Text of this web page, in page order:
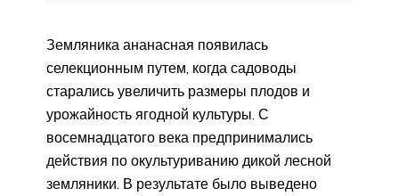
Земляника ананасная появилась
селекционным путем, когда садоводы
старались увеличить размеры плодов и
урожайность ягодной культуры. С
восемнадцатого века предпринимались
действия по окультуриванию дикой лесной
земляники. В результате было выведено